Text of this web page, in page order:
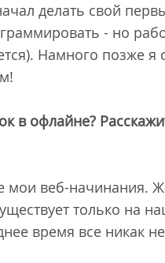
делать свой
- но
Намного позже я
в офлайне?
веб-начинания.
только на
время все никак